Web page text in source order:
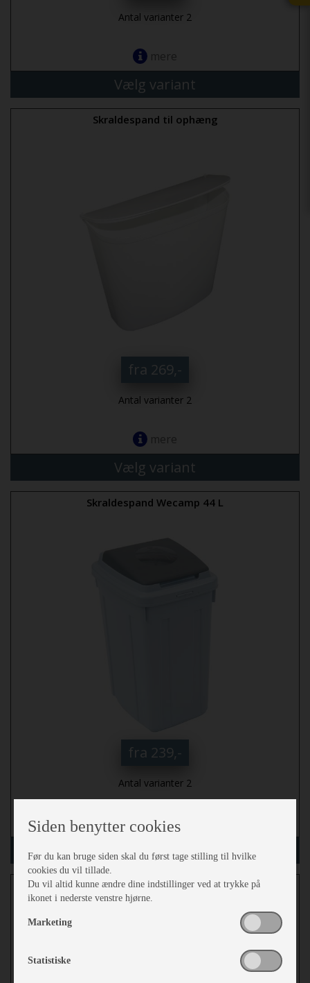
Antal varianter 2
mere
Vælg variant
Skraldespand til ophæng
fra 269,-
Antal varianter 2
mere
Vælg variant
Skraldespand Wecamp 44 L
fra 239,-
Antal varianter 2
mere
Vælg variant
Skraldespand til ophæng
Siden benytter cookies
Før du kan bruge siden skal du først tage stilling til hvilke
cookies du vil tillade.
Du vil altid kunne ændre dine indstillinger ved at trykke på
ikonet i nederste venstre hjørne.
Marketing
Statistiske